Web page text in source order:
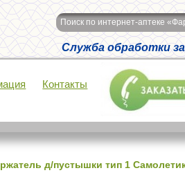
Поиск по интернет-аптеке
Служба обработки
Контакты
д/пустышки тип 1